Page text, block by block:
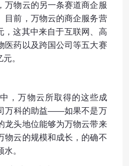
万物云的另一条赛道商企服
目前，万物云的商企服务营
，这其中来自于互联网、高
医药以及跨国公司等五大赛
。
，万物云所取得的这些成
万科的助益——如果不是万
龙头地位能够为万物云带来
物云的规模和成长，的确不
。